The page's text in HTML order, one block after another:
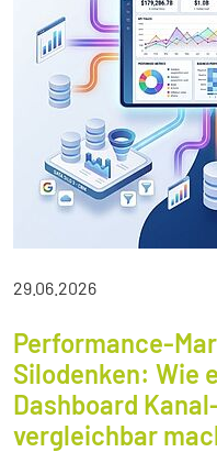
29.06.2026
Performance-
Silodenken: Wie
Dashboard
vergleichbar